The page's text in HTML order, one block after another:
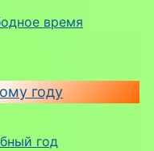
время
году
год